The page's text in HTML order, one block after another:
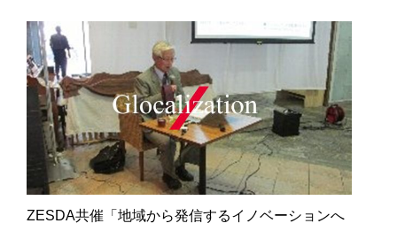
ZESDA共催「地域から発信するイノベーションへ